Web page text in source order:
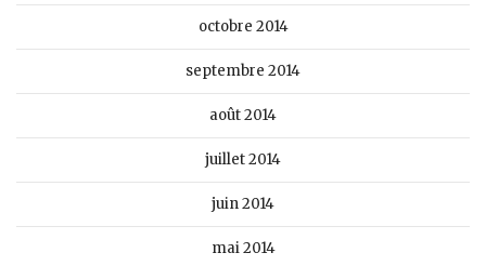
octobre 2014
septembre 2014
août 2014
juillet 2014
juin 2014
mai 2014